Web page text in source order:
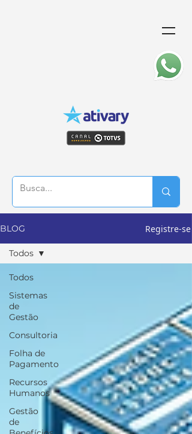
BLOG Registre-se
Todos
Sistemas
de
Gestão
Consultoria
Folha de
Pagamento
Recursos
Humanos
Gestão
de
Todos